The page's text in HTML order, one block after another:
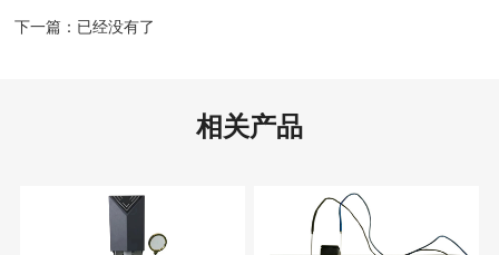
下一篇：已经没有了
相关产品